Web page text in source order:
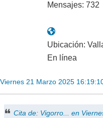
Mensajes: 732
Ubicación:
En línea
Viernes 21 Marzo 2025
Cita de: Vigorro... en